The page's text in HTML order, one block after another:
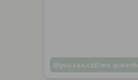
Inlägg
you.can.call.me.queenb